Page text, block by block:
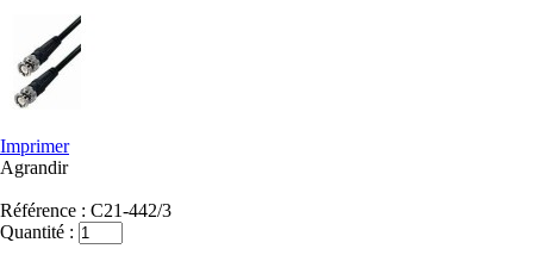
Imprimer
Agrandir
Référence : C21-442/3
Quantité :